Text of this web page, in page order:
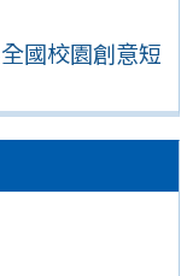
國校園創意短